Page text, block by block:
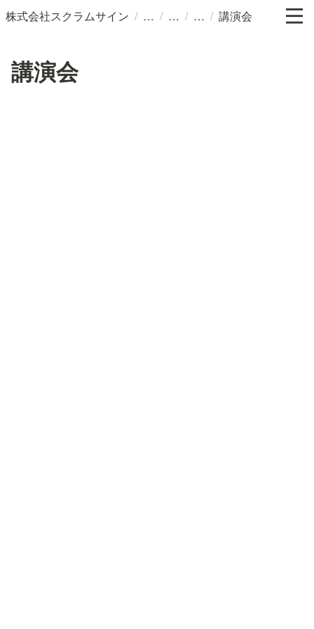
株式会社スクラムサイン / / / / 講演会
講演会